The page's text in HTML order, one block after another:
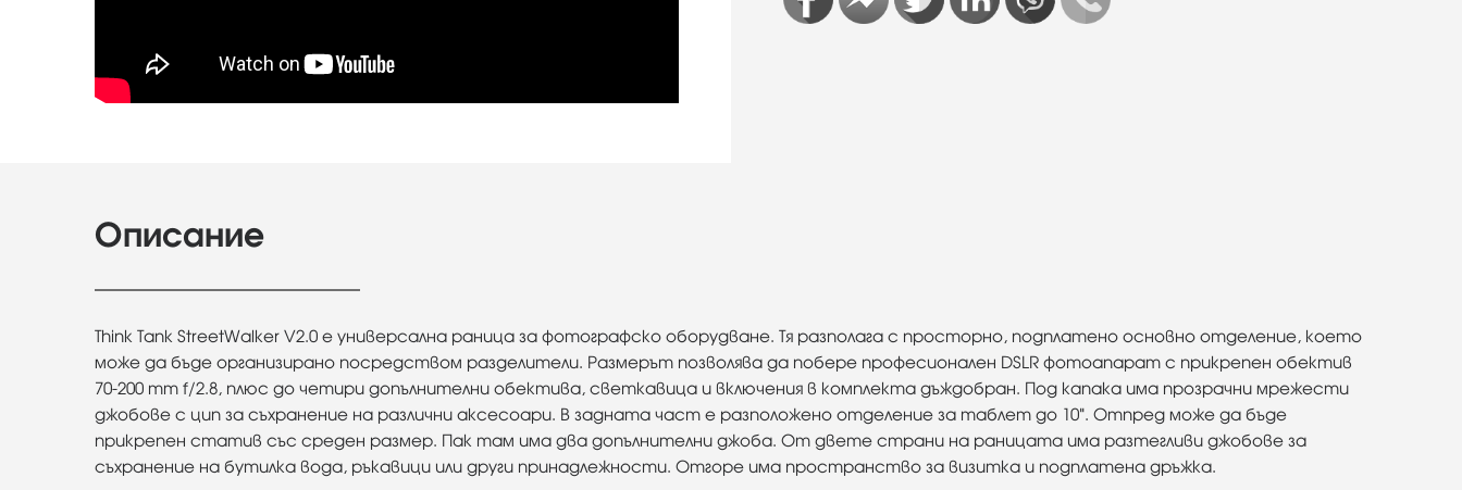
Описание
Think Tank StreetWalker V2.0 е универсална раница за фотографско оборудване. Тя разполага с просторно, подплатено основно отделение, което
може да бъде организирано посредством разделители. Размерът позволява да побере професионален DSLR фотоапарат с прикрепен обектив
70-200 mm f/2.8, плюс до четири допълнителни обектива, светкавица и включения в комплекта дъждобран. Под капака има прозрачни мрежести
джобове с цип за съхранение на различни аксесоари. В задната част е разположено отделение за таблет до 10". Отпред може да бъде
прикрепен статив със среден размер. Пак там има два допълнителни джоба. От двете страни на раницата има разтегливи джобове за
съхранение на бутилка вода, ръкавици или други принадлежности. Отгоре има пространство за визитка и подплатена дръжка.